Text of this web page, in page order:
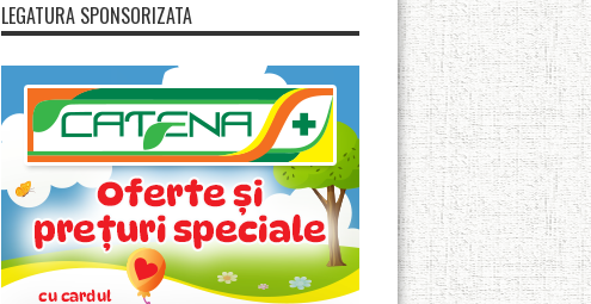
LEGATURA SPONSORIZATA